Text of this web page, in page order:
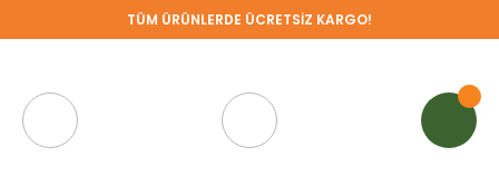
TÜM ÜRÜNLERDE ÜCRETSİZ KARGO!